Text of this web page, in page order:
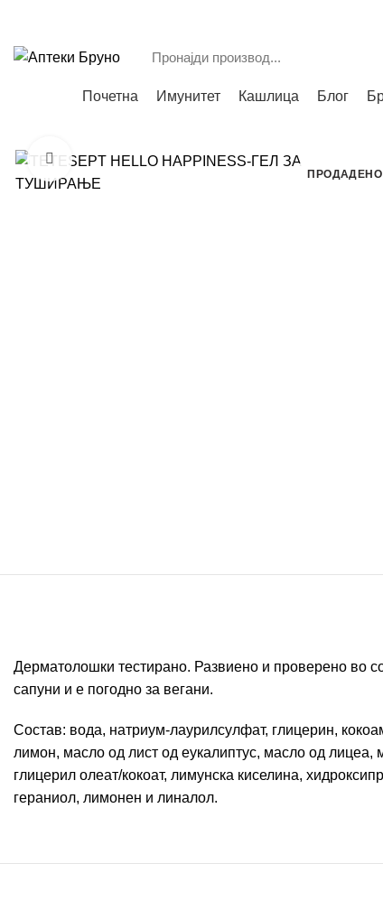
Почетна Имунитет Кашлица Блог
ПРОДАДЕНО
Зголеми
Дерматолошки тестирано. Развиено и проверено во
сапуни и е погодно за вегани.
Состав: вода, натриум-лаурилсулфат, глицерин,
лимон, масло од лист од еукалиптус, масло од
глицерил олеат/кокоат, лимунска киселина,
гераниол, лимонен и линалол.